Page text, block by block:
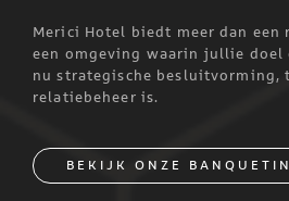
Merici Hotel biedt meer dan een
een omgeving waarin jullie doel
nu strategische besluitvorming,
relatiebeheer is.
BEKIJK ONZE